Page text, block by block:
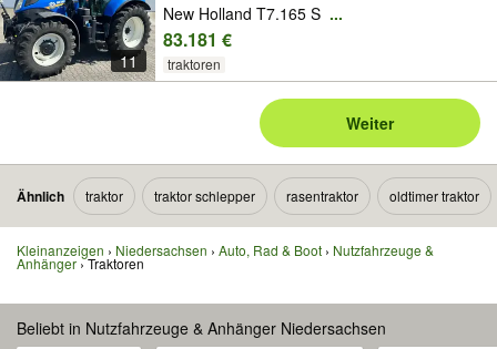
11
New Holland T7.165 S ...
83.181 €
traktoren
Weiter
Ähnlich traktor traktor schlepper rasentraktor oldtimer traktor
Kleinanzeigen Niedersachsen Auto, Rad & Boot Nutzfahrzeuge &
Anhänger Traktoren
Beliebt in Nutzfahrzeuge & Anhänger Niedersachsen